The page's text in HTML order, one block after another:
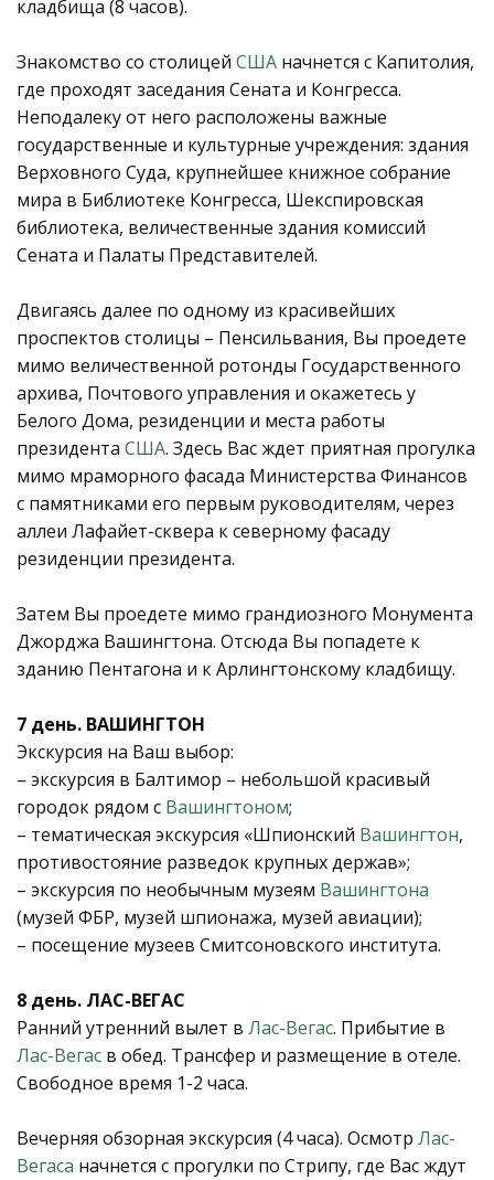
кладбища (8 часов).
Знакомство со столицей США начнется с Капитолия,
где проходят заседания Сената и Конгресса.
Неподалеку от него расположены важные
государственные и культурные учреждения: здания
Верховного Суда, крупнейшее книжное собрание
мира в Библиотеке Конгресса, Шекспировская
библиотека, величественные здания комиссий
Сената и Палаты Представителей.
Двигаясь далее по одному из красивейших
проспектов столицы – Пенсильвания, Вы проедете
мимо величественной ротонды Государственного
архива, Почтового управления и окажетесь у
Белого Дома, резиденции и места работы
президента США. Здесь Вас ждет приятная прогулка
мимо мраморного фасада Министерства Финансов
с памятниками его первым руководителям, через
аллеи Лафайет-сквера к северному фасаду
резиденции президента.
Затем Вы проедете мимо грандиозного Монумента
Джорджа Вашингтона. Отсюда Вы попадете к
зданию Пентагона и к Арлингтонскому кладбищу.
7 день. ВАШИНГТОН
Экскурсия на Ваш выбор:
– экскурсия в Балтимор – небольшой красивый
городок рядом с Вашингтоном;
– тематическая экскурсия «Шпионский Вашингтон,
противостояние разведок крупных держав»;
– экскурсия по необычным музеям Вашингтона
(музей ФБР, музей шпионажа, музей авиации);
– посещение музеев Смитсоновского института.
8 день. ЛАС-ВЕГАС
Ранний утренний вылет в Лас-Вегас. Прибытие в
Лас-Вегас в обед. Трансфер и размещение в отеле.
Свободное время 1-2 часа.
Вечерняя обзорная экскурсия (4 часа). Осмотр Лас-
Вегаса начнется с прогулки по Стрипу, где Вас ждут